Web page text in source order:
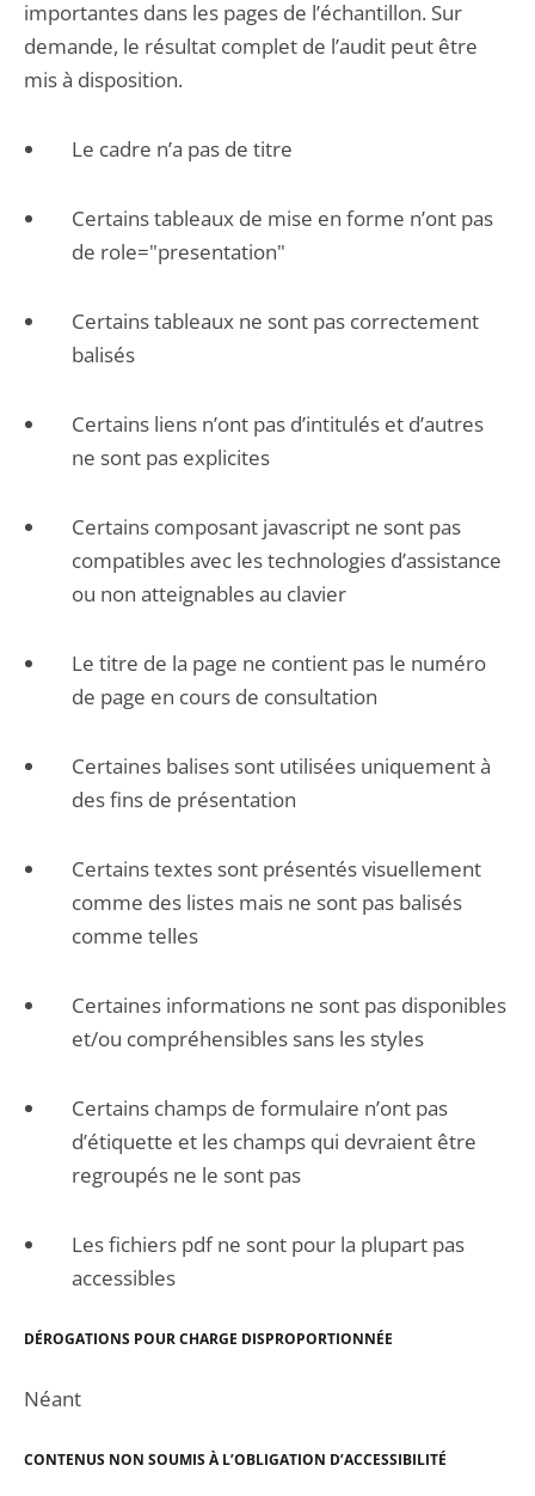
importantes dans les pages de l’échantillon. Sur
demande, le résultat complet de l’audit peut être
mis à disposition.
Le cadre n’a pas de titre
Certains tableaux de mise en forme n’ont pas
de role="presentation"
Certains tableaux ne sont pas correctement
balisés
Certains liens n’ont pas d’intitulés et d’autres
ne sont pas explicites
Certains composant javascript ne sont pas
compatibles avec les technologies d’assistance
ou non atteignables au clavier
Le titre de la page ne contient pas le numéro
de page en cours de consultation
Certaines balises sont utilisées uniquement à
des fins de présentation
Certains textes sont présentés visuellement
comme des listes mais ne sont pas balisés
comme telles
Certaines informations ne sont pas disponibles
et/ou compréhensibles sans les styles
Certains champs de formulaire n’ont pas
d’étiquette et les champs qui devraient être
regroupés ne le sont pas
Les fichiers pdf ne sont pour la plupart pas
accessibles
DÉROGATIONS POUR CHARGE DISPROPORTIONNÉE
Néant
CONTENUS NON SOUMIS À L’OBLIGATION D’ACCESSIBILITÉ